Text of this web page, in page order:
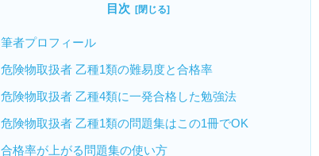
目次
筆者プロフィール
危険物取扱者 乙種1類の難易度と合格率
危険物取扱者 乙種4類に一発合格した勉強法
危険物取扱者 乙種1類の問題集はこの1冊でOK
合格率が上がる問題集の使い方